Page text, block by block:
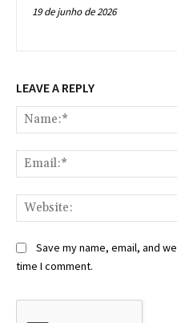
19 de junho de 2026
LEAVE A REPLY
Save my name, email, and
time I comment.